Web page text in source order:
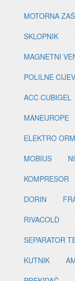
MOTORNA
SKLOPNIK
MAGNETNI
POLILNE
ACC CUBIGEL
MANEUROPE
ELEKTRO
MOBIUS
KOMPRESOR
DORIN
RIVACOLD
SEPARATOR
KUTNIK